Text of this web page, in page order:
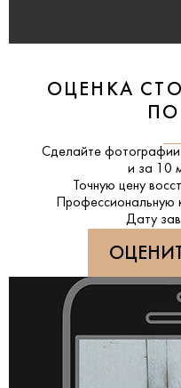
ОЦЕНКА
Сделайте
и за 10
Точную цену
Профессиональную
Дату